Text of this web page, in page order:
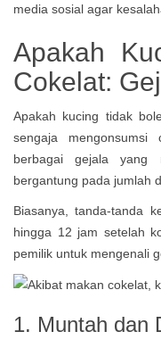
media sosial agar
Apakah
Cokelat:
Apakah kucing tidak
sengaja mengonsumsi
berbagai gejala yang
bergantung pada jumlah
Biasanya, tanda-tanda
hingga 12 jam setelah
pemilik untuk mengenali
1. Muntah dan